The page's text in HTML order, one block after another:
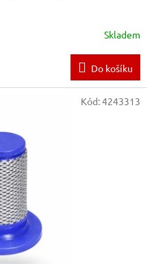
Skladem
Do košíku
Kód:4243313